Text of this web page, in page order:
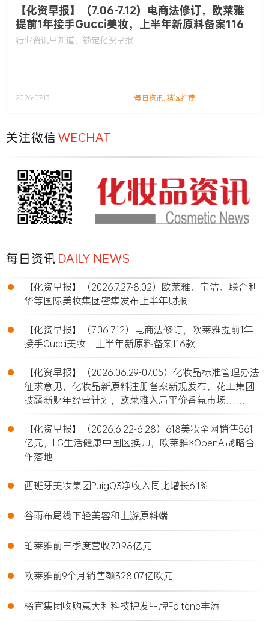
【化资早报】（7.06-7.12）电商法修订，欧莱雅
提前1年接手Gucci美妆，上半年新原料备案116
款……
行业资讯早知道，锁定化资早报
2026-07-13 每日资讯,精选推荐
关注微信WECHAT
每日资讯DAILY NEWS
•
【化资早报】（2026.7.27-8.02）欧莱雅、宝洁、联合利
华等国际美妆集团密集发布上半年财报
•
【化资早报】（7.06-7.12）电商法修订，欧莱雅提前1年
接手Gucci美妆，上半年新原料备案116款……
•
【化资早报】（2026.06.29-07.05）化妆品标准管理办法
征求意见，化妆品新原料注册备案新规发布，花王集团
披露新财年经营计划，欧莱雅入局平价香氛市场……
•
【化资早报】（2026.6.22-6.28）618美妆全网销售561
亿元，LG生活健康中国区换帅，欧莱雅×OpenAI战略合
作落地
• 西班牙美妆集团PuigQ3净收入同比增长6.1%
• 谷雨布局线下轻美容和上游原料端
• 珀莱雅前三季度营收70.98亿元
• 欧莱雅前9个月销售额328.07亿欧元
• 橘宜集团收购意大利科技护发品牌Foltène丰添